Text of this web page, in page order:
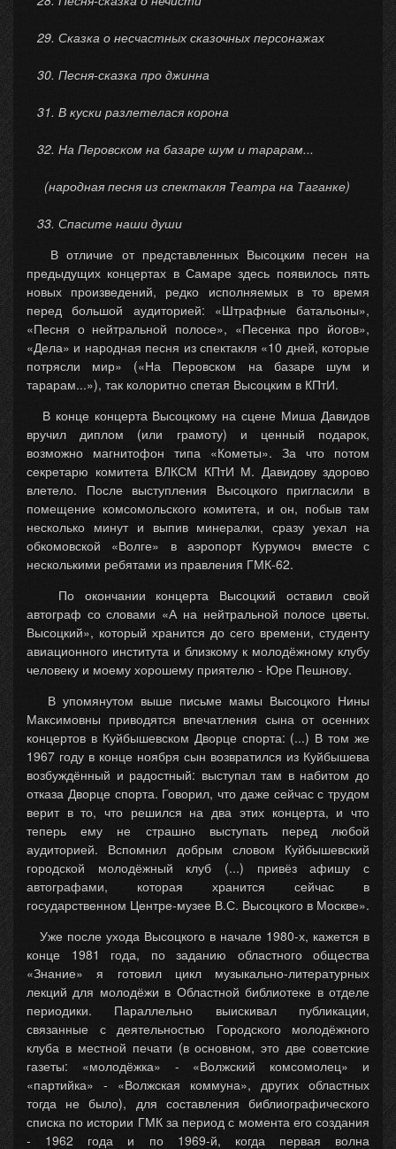
29. Сказка о несчастных сказочных персонажах
30. Песня-сказка про джинна
31. В куски разлетелася корона
32. На Перовском на базаре шум и тарарам...
(народная песня из спектакля Театра на Таганке)
33. Спасите наши души
В отличие от представленных Высоцким песен на
предыдущих концертах в Самаре здесь появилось пять
новых произведений, редко исполняемых в то время
перед большой аудиторией: «Штрафные батальоны»,
«Песня о нейтральной полосе», «Песенка про йогов»,
«Дела» и народная песня из спектакля «10 дней, которые
потрясли мир» («На Перовском на базаре шум и
тарарам...»), так колоритно спетая Высоцким в КПтИ.
В конце концерта Высоцкому на сцене Миша Давидов
вручил диплом (или грамоту) и ценный подарок,
возможно магнитофон типа «Кометы». За что потом
секретарю комитета ВЛКСМ КПтИ М. Давидову здорово
влетело. После выступления Высоцкого пригласили в
помещение комсомольского комитета, и он, побыв там
несколько минут и выпив минералки, сразу уехал на
обкомовской «Волге» в аэропорт Курумоч вместе с
несколькими ребятами из правления ГМК-62.
По окончании концерта Высоцкий оставил свой
автограф со словами «А на нейтральной полосе цветы.
Высоцкий», который хранится до сего времени, студенту
авиационного института и близкому к молодёжному клубу
человеку и моему хорошему приятелю - Юре Пешнову.
В упомянутом выше письме мамы Высоцкого Нины
Максимовны приводятся впечатления сына от осенних
концертов в Куйбышевском Дворце спорта: (...) В том же
1967 году в конце ноября сын возвратился из Куйбышева
возбуждённый и радостный: выступал там в набитом до
отказа Дворце спорта. Говорил, что даже сейчас с трудом
верит в то, что решился на два этих концерта, и что
теперь ему не страшно выступать перед любой
аудиторией. Вспомнил добрым словом Куйбышевский
городской молодёжный клуб (...) привёз афишу с
автографами, которая хранится сейчас в
государственном Центре-музее В.С. Высоцкого в Москве».
Уже после ухода Высоцкого в начале 1980-х, кажется в
конце 1981 года, по заданию областного общества
«Знание» я готовил цикл музыкально-литературных
лекций для молодёжи в Областной библиотеке в отделе
периодики. Параллельно выискивал публикации,
связанные с деятельностью Городского молодёжного
клуба в местной печати (в основном, это две советские
газеты: «молодёжка» - «Волжский комсомолец» и
«партийка» - «Волжская коммуна», других областных
тогда не было), для составления библиографического
списка по истории ГМК за период с момента его создания
- 1962 года и по 1969-й, когда первая волна